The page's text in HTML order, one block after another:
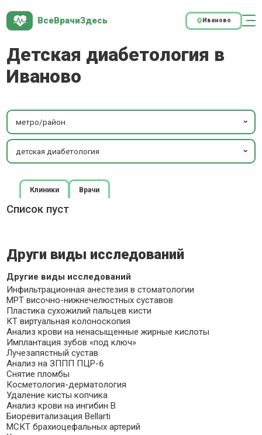
ВсеВрачиЗдесь Иваново
Детская диабетология в
Иваново
метро/район
детская диабетология
Клиники Врачи
Список пуст
Други виды исследований
Другие виды исследований
Инфильтрационная анестезия в стоматологии
МРТ височно-нижнечелюстных суставов
Пластика сухожилий пальцев кисти
КТ виртуальная колоноскопия
Анализ крови на ненасыщенные жирные кислоты
Имплантация зубов «под ключ»
Лучезапястный сустав
Анализ на ЗППП ПЦР-6
Снятие пломбы
Косметология-дерматология
Удаление кисты копчика
Анализ крови на ингибин B
Биоревитализация Bellarti
МСКТ брахиоцефальных артерий